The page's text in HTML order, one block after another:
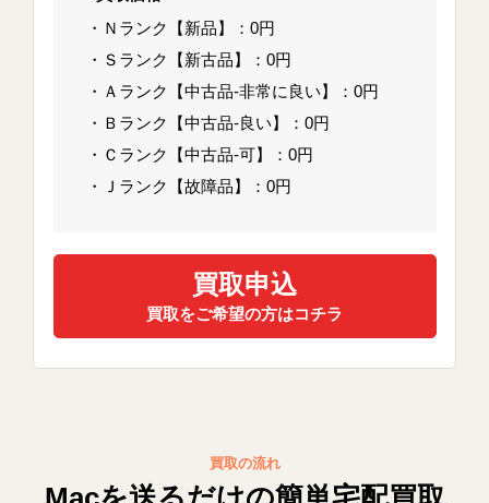
・Ｎランク【新品】：0円
・Ｓランク【新古品】：0円
・Ａランク【中古品-非常に良い】：0円
・Ｂランク【中古品-良い】：0円
・Ｃランク【中古品-可】：0円
・Ｊランク【故障品】：0円
買取申込
買取をご希望の方はコチラ
買取の流れ